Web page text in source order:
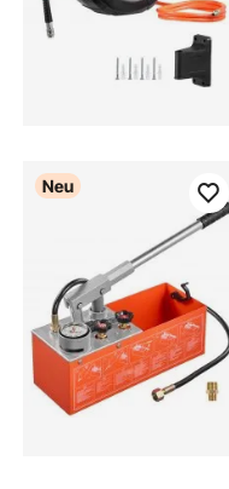
Neu